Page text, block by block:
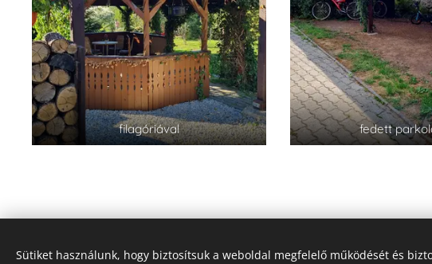
filagóriával fedett
Sütiket használunk, hogy biztosítsuk a weboldal megfelelő működését és